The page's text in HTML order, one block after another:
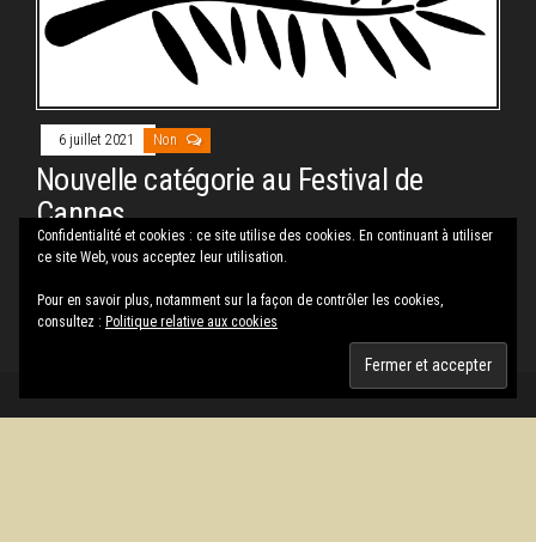
6 juillet 2021 Non
Nouvelle catégorie au Festival de
Cannes
PAUL RASSAT
pour qualité sur le matraquage
Confidentialité et cookies : ce site utilise des cookies. En continuant à utiliser
ce site Web, vous acceptez leur utilisation.
Pour en savoir plus, notamment sur la façon de contrôler les cookies,
consultez : Politique relative aux cookies